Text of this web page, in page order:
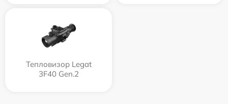
Тепловизор Legat
3F40 Gen.2